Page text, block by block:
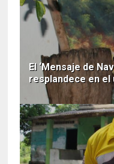
El ‘Mensaje de
resplandece en